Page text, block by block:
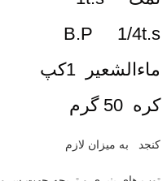
B.P 1/4t.s
ماءالشعیر 1کپ
کره 50 گرم
کنجد به میزان لازم